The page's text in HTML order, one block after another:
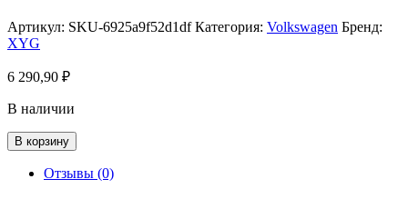
Артикул: SKU-6925a9f52d1df Категория: Volkswagen Бренд:
XYG
6 290,90 ₽
В наличии
Количество
товара
VOLKSWAGEN
В корзину
Отзывы (0)